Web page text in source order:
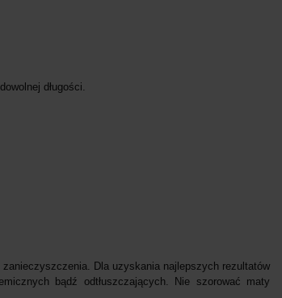
długości.
Dla uzyskania najlepszych rezultatów
bądź odtłuszczających. Nie szorować maty